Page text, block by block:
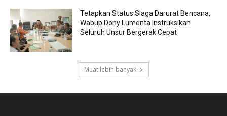
Tetapkan Status Siaga Darurat Bencana,
Wabup Dony Lumenta Instruksikan
Seluruh Unsur Bergerak Cepat
Muat lebih banyak